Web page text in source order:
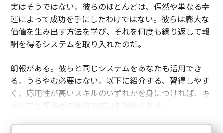
実はそうではない。彼らのほとんどは、偶然や単なる幸
運によって成功を手にしたわけではない。彼らは膨大な
価値を生み出す方法を学び、それを何度も繰り返して報
酬を得るシステムを取り入れたのだ。
朗報がある。彼らと同じシステムをあなたも活用でき
る。うらやむ必要はない。以下に紹介する、習得しやす
く、応用性が高いスキルのいずれかを身につければ、キ